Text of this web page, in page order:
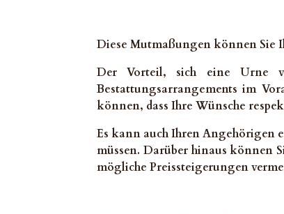
Diese Mutmaßungen können Sie
Der Vorteil, sich eine Urne
Bestattungsarrangements im
können, dass Ihre Wünsche
Es kann auch Ihren Angehörigen
müssen. Darüber hinaus können
mögliche Preissteigerungen